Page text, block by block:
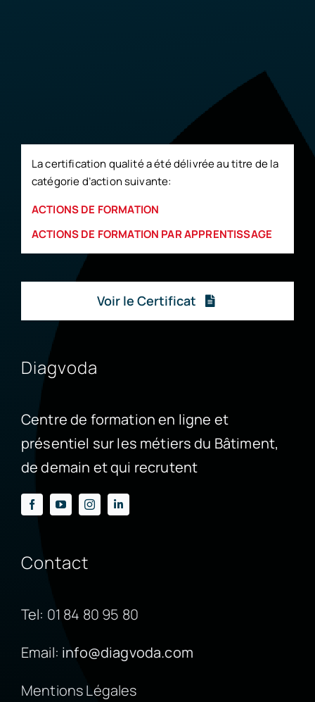
La certification qualité a été délivrée au titre de la
catégorie d’action suivante:
ACTIONS DE FORMATION
ACTIONS DE FORMATION PAR APPRENTISSAGE
Voir le Certificat
Diagvoda
Centre de formation en ligne et
présentiel sur les métiers du Bâtiment,
de demain et qui recrutent
Contact
Tel: 01 84 80 95 80
Email: info@diagvoda.com
Mentions Légales